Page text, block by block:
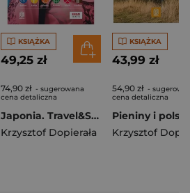
KSIĄŻKA
49,25 zł
74,90 zł - sugerowana
cena detaliczna
Japonia. Travel&Style wyd. 2
Krzysztof Dopierała
KSIĄŻKA
43,99 zł
54,90 zł -
cena detaliczna
Krzysztof